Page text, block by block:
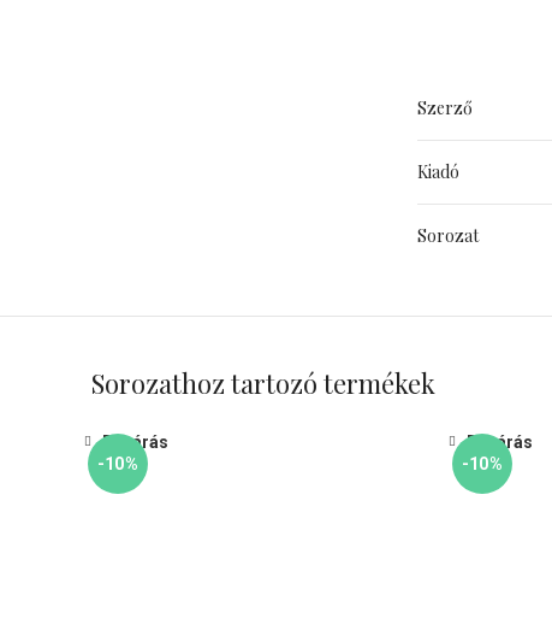
Szerző
Kiadó
Sorozat
Sorozathoz tartozó termékek
-10%
Bezárás
-10%
Bezárás